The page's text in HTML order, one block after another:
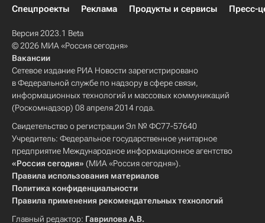
Спецпроекты
Реклама Продукты и сервисы Пресс-
Версия 2023.1 Beta
© 2026 МИА «Россия сегодня»
Вакансии
Сетевое издание РИА Новости зарегистрировано
в Федеральной службе по надзору в сфере связи,
информационных технологий и массовых коммуникаций
(Роскомнадзор) 08 апреля 2014 года.
Свидетельство о регистрации Эл № ФС77-57640
Учредитель: Федеральное государственное унитарное
предприятие Международное информационное агентство
«Россия сегодня» (МИА «Россия сегодня»).
Правила использования материалов
Политика конфиденциальности
Правила применения рекомендательных технологий
Главный редактор: Гаврилова А.В.